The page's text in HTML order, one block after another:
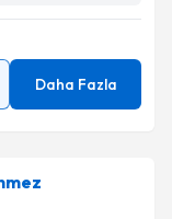
Daha Fazla